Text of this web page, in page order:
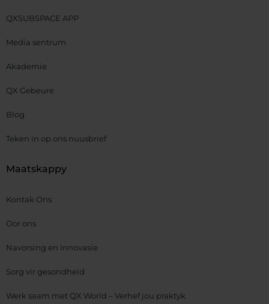
QXSUBSPACE APP
Media sentrum
Akademie
QX Gebeure
Blog
Teken in op ons nuusbrief
Maatskappy
Kontak Ons
Oor ons
Navorsing en Innovasie
Sorg vir gesondheid
Werk saam met QX World – Verhef jou praktyk